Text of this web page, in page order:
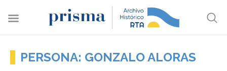
PERSONA: GONZALO ALORAS